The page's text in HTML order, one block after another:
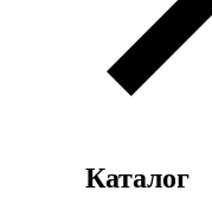
Каталог